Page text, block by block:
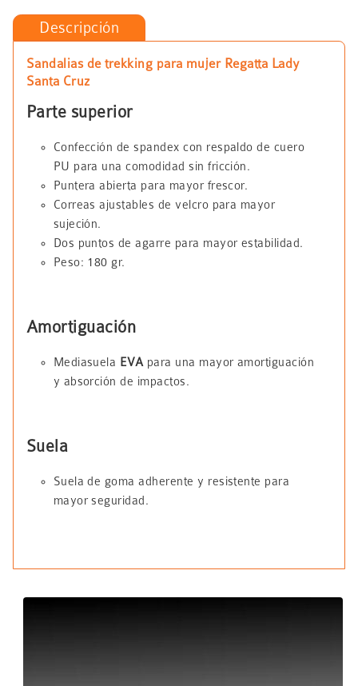
Descripción
Sandalias de trekking para mujer Regatta Lady
Santa Cruz
Parte superior
Confección de spandex con respaldo de cuero
PU para una comodidad sin fricción.
Puntera abierta para mayor frescor.
Correas ajustables de velcro para mayor
sujeción.
Dos puntos de agarre para mayor estabilidad.
Peso: 180 gr.
Amortiguación
Mediasuela EVA para una mayor amortiguación
y absorción de impactos.
Suela
Suela de goma adherente y resistente para
mayor seguridad.